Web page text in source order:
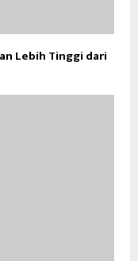
Lebih Tinggi dari